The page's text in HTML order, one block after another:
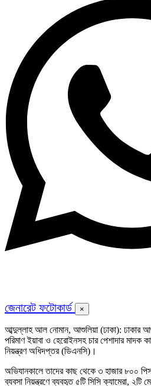
জেনারেট ফটোকার্ড ×
আব্দুল্লাহ আল নোমান, আশুলিয়া (ঢাকা): ঢাকার
পরিমাণ ইয়াবা ও হেরোইনসহ চার পেশাদার মাদক
নিয়ন্ত্রণ অধিদপ্তর (ডিএনসি)।
অভিযানকালে তাদের কাছ থেকে ৩ হাজার ৮০০
ব্যবসা নিয়ন্ত্রণে ব্যবহৃত ৫টি সিসি ক্যামেরা,